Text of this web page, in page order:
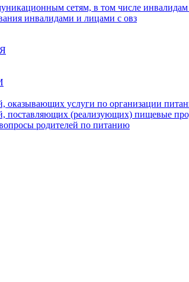
сетям, в том числе инвалидам
инвалидами и лицами с овз
оказывающих услуги по организации
поставляющих (реализующих) пищевые
родителей по питанию